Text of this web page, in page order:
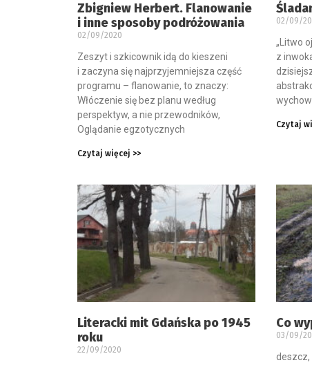
Zbigniew Herbert. Flanowanie
i inne sposoby podróżowania
02/09/2020
Zeszyt i szkicownik idą do kieszeni
i zaczyna się najprzyjemniejsza część
programu – flanowanie, to znaczy:
Włóczenie się bez planu według
perspektyw, a nie przewodników,
Oglądanie egzotycznych
Czytaj więcej >>
02/09/
„Litwo
z
Czytaj
Literacki mit Gdańska po 1945
roku
22/09/2020
Co
03/09/